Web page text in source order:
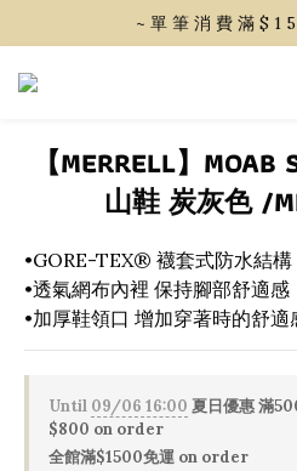
~ 單 筆 消 費 滿 $ 1
~ 單 筆 消 費 滿 $ 1
會 員 享 2% 點 數
【MERRELL】
山鞋 炭灰色 /
•GORE-TEX® 襪套式防水結構
•透氣網布內裡 保持腳部舒適感
•加厚鞋領口 增加穿著時的舒適
Until 09/06 16:00 夏日優惠 滿
$800 on order
全館滿$1500免運 on order